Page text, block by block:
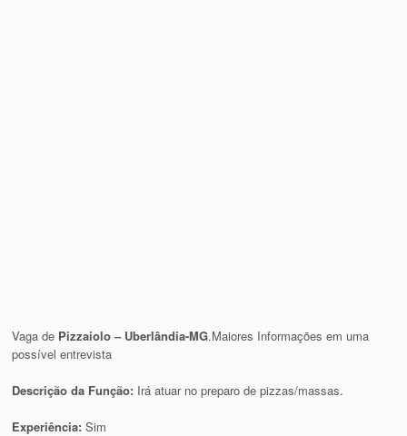
Vaga de Pizzaiolo – Uberlândia-MG.Maiores Informações em uma
possível entrevista
Descrição da Função: Irá atuar no preparo de pizzas/massas.
Experiência:Sim